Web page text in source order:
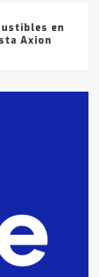
en
Axion
en la
de